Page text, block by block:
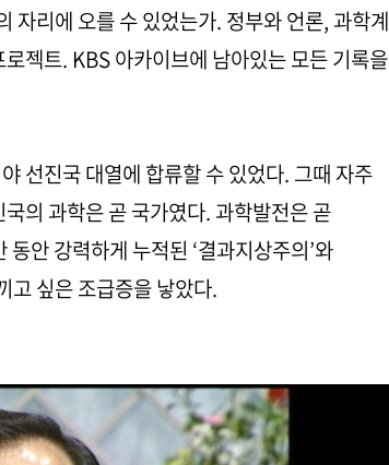
자리에 오를 수 있었는가. 정부와 언론, 과학계
젝트. KBS 아카이브에 남아있는 모든 기록을
선진국 대열에 합류할 수 있었다. 그때 자주
의 과학은 곧 국가였다. 과학발전은 곧
안 강력하게 누적된 ‘결과지상주의’와
고 싶은 조급증을 낳았다.